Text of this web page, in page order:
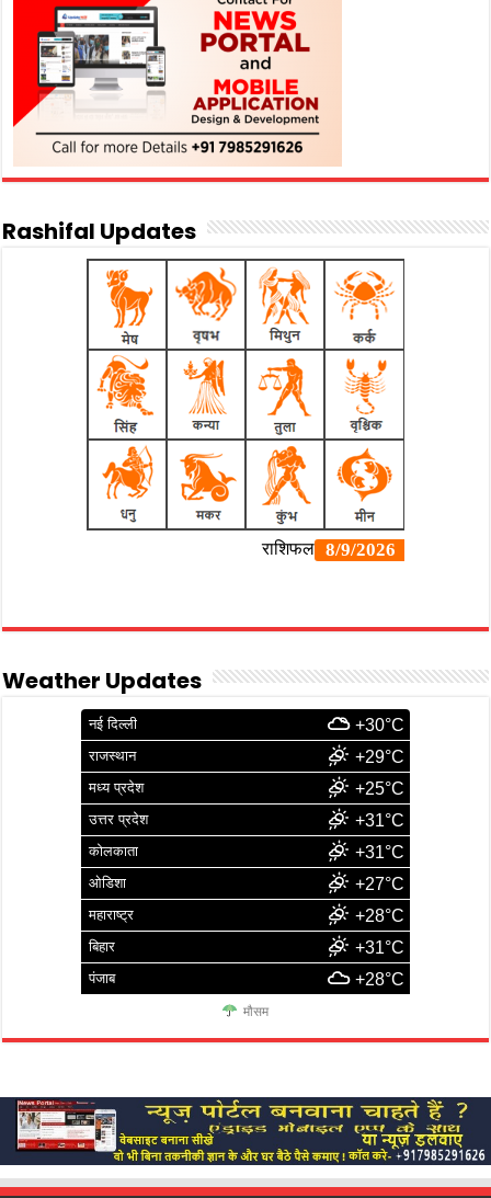
Rashifal Updates
Weather Updates
नई दिल्ली +30°C
राजस्थान +29°C
मध्य प्रदेश +25°C
उत्तर प्रदेश +31°C
कोलकाता +31°C
ओडिशा +27°C
महाराष्ट्र +28°C
बिहार +31°C
पंजाब +28°C
मौसम